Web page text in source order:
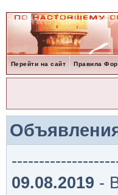
Перейти на сайт Правила
09.08.2019 -